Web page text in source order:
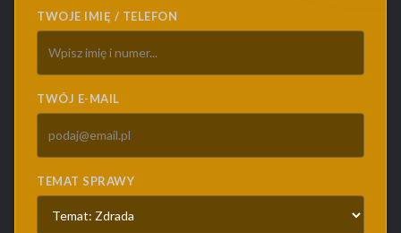
TWOJE IMIĘ / TELEFON
TWÓJ E-MAIL
TEMAT SPRAWY